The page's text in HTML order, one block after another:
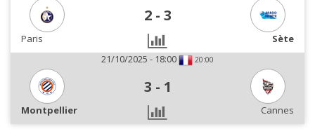
2 - 3
Paris
Sète
21/10/2025 - 18:00
20:00
3 - 1
Montpellier Cannes